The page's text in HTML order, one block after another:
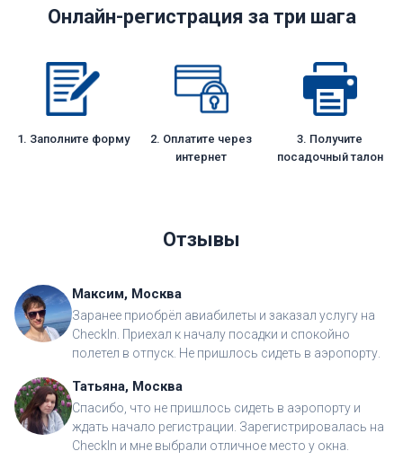
Онлайн-регистрация за три шага
1. Заполните форму
2. Оплатите через
интернет
3. Получите
посадочный талон
Отзывы
Максим, Москва
Заранее приобрёл авиабилеты и заказал услугу на
CheckIn. Приехал к началу посадки и спокойно
полетел в отпуск. Не пришлось сидеть в аэропорту.
Татьяна, Москва
Спасибо, что не пришлось сидеть в аэропорту и
ждать начало регистрации. Зарегистрировалась на
CheckIn и мне выбрали отличное место у окна.